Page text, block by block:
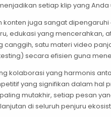
setiap klip yang
konten juga sangat
edukasi yang mencerahkan,
canggih, satu materi video
secara efisien guna
kolaborasi yang harmonis
yang signifikan dalam
mutakhir, setiap pesan
di seluruh penjuru